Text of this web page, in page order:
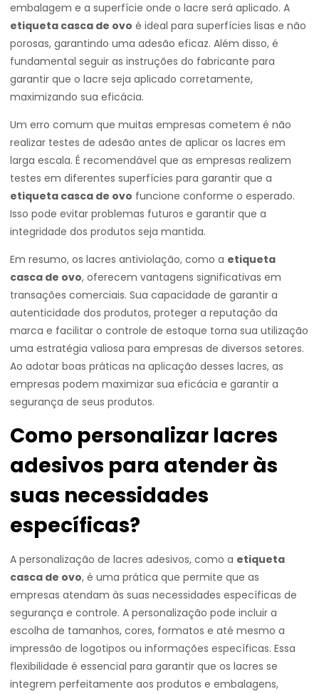
embalagem e a superfície onde o lacre será aplicado. A
etiqueta casca de ovo é ideal para superfícies lisas e não
porosas, garantindo uma adesão eficaz. Além disso, é
fundamental seguir as instruções do fabricante para
garantir que o lacre seja aplicado corretamente,
maximizando sua eficácia.
Um erro comum que muitas empresas cometem é não
realizar testes de adesão antes de aplicar os lacres em
larga escala. É recomendável que as empresas realizem
testes em diferentes superfícies para garantir que a
etiqueta casca de ovo funcione conforme o esperado.
Isso pode evitar problemas futuros e garantir que a
integridade dos produtos seja mantida.
Em resumo, os lacres antiviolação, como a etiqueta
casca de ovo, oferecem vantagens significativas em
transações comerciais. Sua capacidade de garantir a
autenticidade dos produtos, proteger a reputação da
marca e facilitar o controle de estoque torna sua utilização
uma estratégia valiosa para empresas de diversos setores.
Ao adotar boas práticas na aplicação desses lacres, as
empresas podem maximizar sua eficácia e garantir a
segurança de seus produtos.
Como personalizar lacres
adesivos para atender às
suas necessidades
específicas?
A personalização de lacres adesivos, como a etiqueta
casca de ovo, é uma prática que permite que as
empresas atendam às suas necessidades específicas de
segurança e controle. A personalização pode incluir a
escolha de tamanhos, cores, formatos e até mesmo a
impressão de logotipos ou informações específicas. Essa
flexibilidade é essencial para garantir que os lacres se
integrem perfeitamente aos produtos e embalagens,